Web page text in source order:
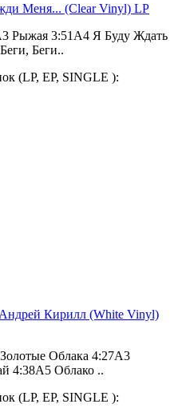
Меня... (Clear Vinyl) LP
Рыжая 3:51A4 Я Буду Ждать
Беги..
(LP, EP, SINGLE ):
Кирилл (White Vinyl)
Облака 4:27A3
4:38A5 Облако ..
(LP, EP, SINGLE ):